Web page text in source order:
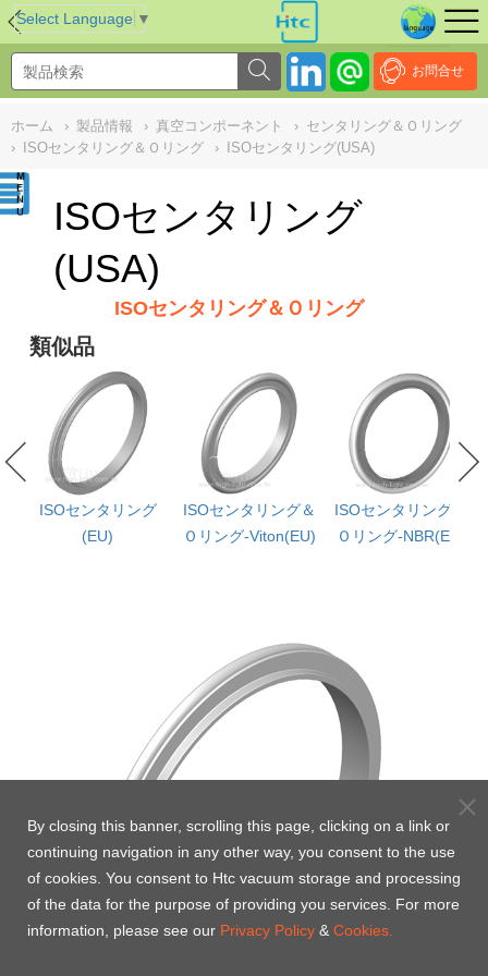
Select Language ▼
お問合せ
ホーム › 製品情報 › 真空コンポーネント › センタリング＆Ｏリング
›
ISOセンタリング＆Ｏリング › ISOセンタリング(USA)
ISOセンタリング
(USA)
ISOセンタリング＆Ｏリング
類似品
ISOセンタリング
(EU)
ISOセンタリング＆
Ｏリング-Viton(EU)
ISOセンタリング＆
Ｏリング-NBR(EU)
NULL
By closing this banner, scrolling this page, clicking on a link or
continuing navigation in any other way, you consent to the use
of cookies. You consent to Htc vacuum storage and processing
of the data for the purpose of providing you services. For more
information, please see our Privacy Policy & Cookies.
//